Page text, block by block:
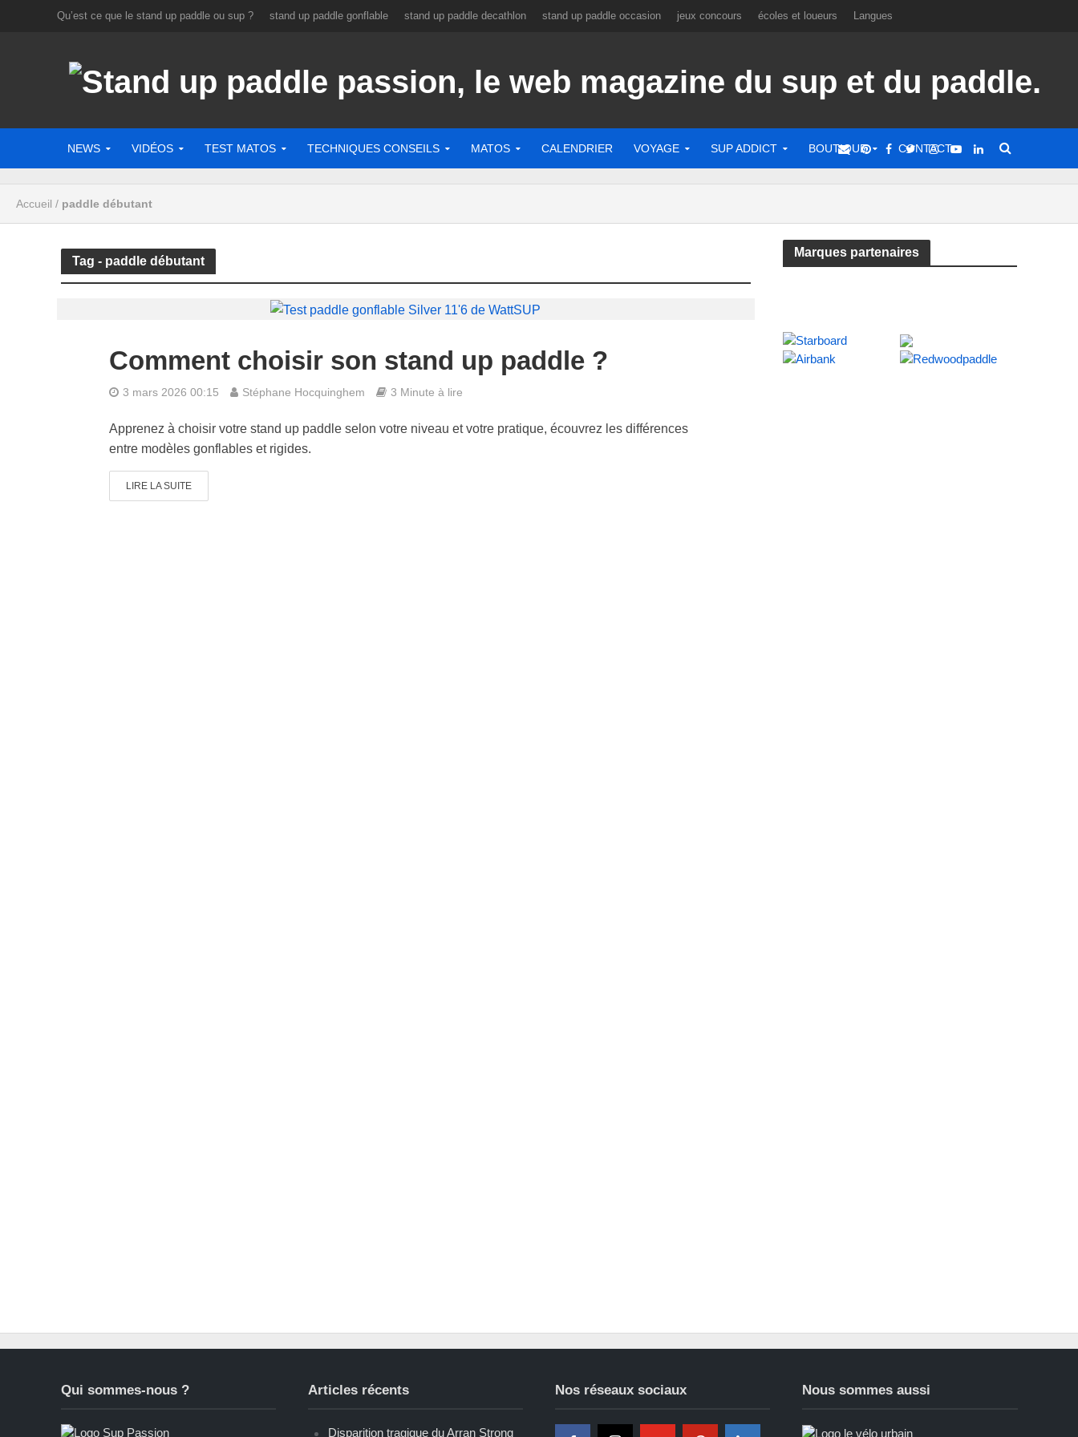
Qu’est ce que le stand up paddle ou sup ? stand up paddle gonflable stand up paddle decathlon stand up paddle occasion jeux concours écoles et loueurs Langues
NEWS VIDÉOS TEST MATOS TECHNIQUES CONSEILS MATOS CALENDRIER VOYAGE SUP ADDICT BOUTIQUE CONTACT
Accueil / paddle débutant
Tag - paddle débutant
Comment choisir son stand up paddle ?
3 mars 2026 00:15 Stéphane Hocquinghem 3 Minute à lire
Apprenez à choisir votre stand up paddle selon votre niveau et votre pratique, écouvrez les différences
entre modèles gonflables et rigides.
LIRE LA SUITE
Marques partenaires
Qui sommes-nous ? Articles récents
Disparition tragique du Arran Strong
Nos réseaux sociaux Nous sommes aussi